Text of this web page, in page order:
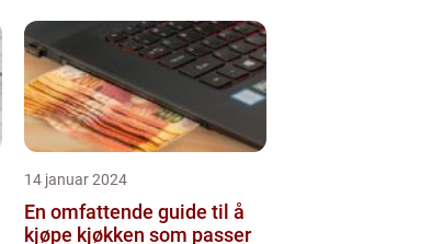
14 januar 2024
En omfattende guide til å
kjøpe kjøkken som passer